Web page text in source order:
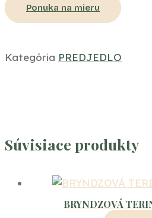
Ponuka na mieru
Kategória PREDJEDLO
Súvisiace produkty
BRYNDZOVÁ